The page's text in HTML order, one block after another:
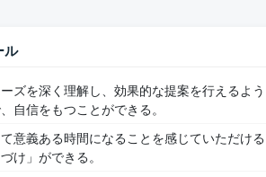
ル
ズを深く理解し、効果的な提案を行えるよう
自信をもつことができる。
意義ある時間になることを感じていただける
け」ができる。